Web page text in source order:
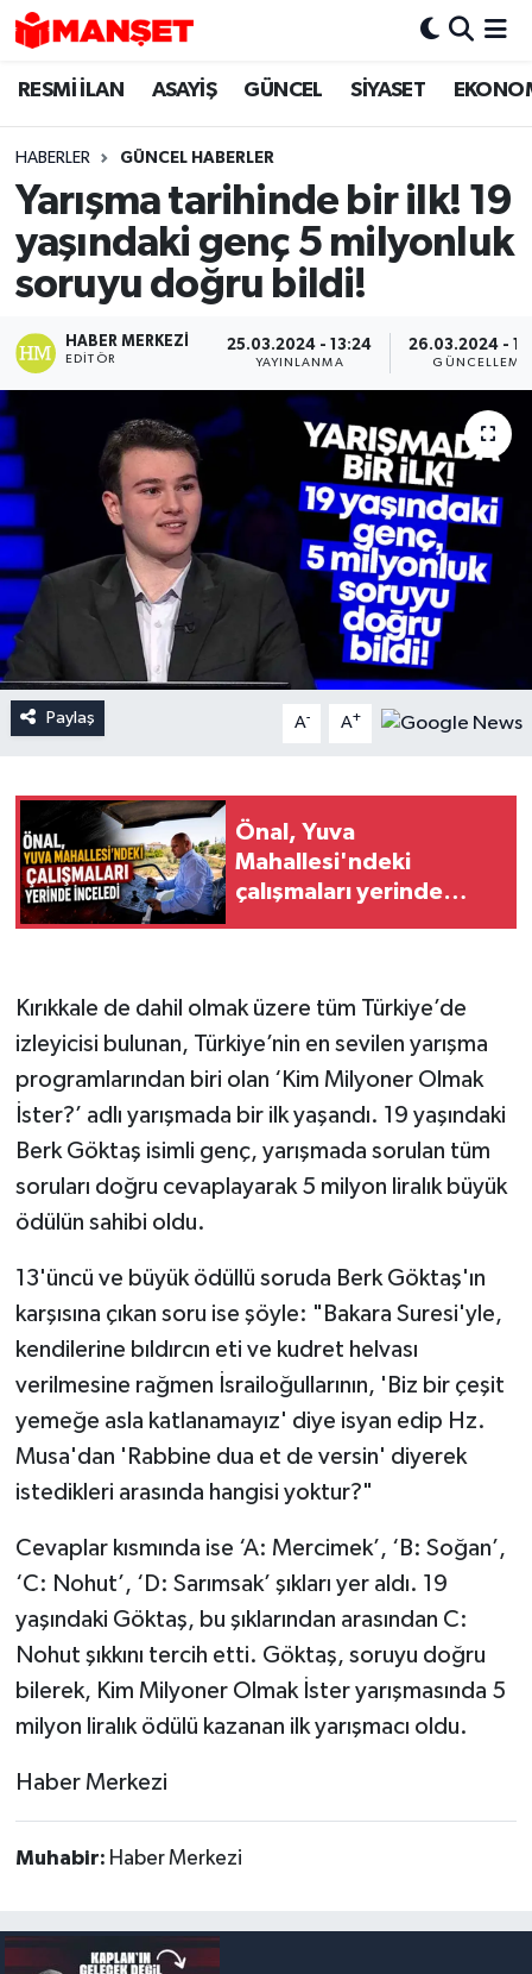
RESMİ İLAN ASAYİŞ GÜNCEL SİYASET
HABERLER GÜNCEL HABERLER
Yarışma tarihinde bir ilk! 19
yaşındaki genç 5 milyonluk
soruyu doğru bildi!
HABER MERKEZI
EDITÖR
25.03.2024 - 13:24
YAYINLANMA
26.03.2024 -
GÜNCELLEME
Paylaş A- A+
Önal, Yuva
Mahallesi'ndeki
çalışmaları yerinde
Kırıkkale de dahil olmak üzere tüm Türkiye’de
izleyicisi bulunan, Türkiye’nin en sevilen yarışma
programlarından biri olan ‘Kim Milyoner Olmak
İster?’ adlı yarışmada bir ilk yaşandı. 19 yaşındaki
Berk Göktaş isimli genç, yarışmada sorulan tüm
soruları doğru cevaplayarak 5 milyon liralık büyük
ödülün sahibi oldu.
13'üncü ve büyük ödüllü soruda Berk Göktaş'ın
karşısına çıkan soru ise şöyle: "Bakara Suresi'yle,
kendilerine bıldırcın eti ve kudret helvası
verilmesine rağmen İsrailoğullarının, 'Biz bir çeşit
yemeğe asla katlanamayız' diye isyan edip Hz.
Musa'dan 'Rabbine dua et de versin' diyerek
istedikleri arasında hangisi yoktur?"
Cevaplar kısmında ise ‘A: Mercimek’, ‘B: Soğan’,
‘C: Nohut’, ‘D: Sarımsak’ şıkları yer aldı. 19
yaşındaki Göktaş, bu şıklarından arasından C:
Nohut şıkkını tercih etti. Göktaş, soruyu doğru
bilerek, Kim Milyoner Olmak İster yarışmasında 5
milyon liralık ödülü kazanan ilk yarışmacı oldu.
Haber Merkezi
Muhabir: Haber Merkezi
Hava Durumu
Trafik Durumu
Süper Lig Puan Durumu ve Fikstür
Tüm Manşetler
Son Dakika Haberleri
Haber Arşivi